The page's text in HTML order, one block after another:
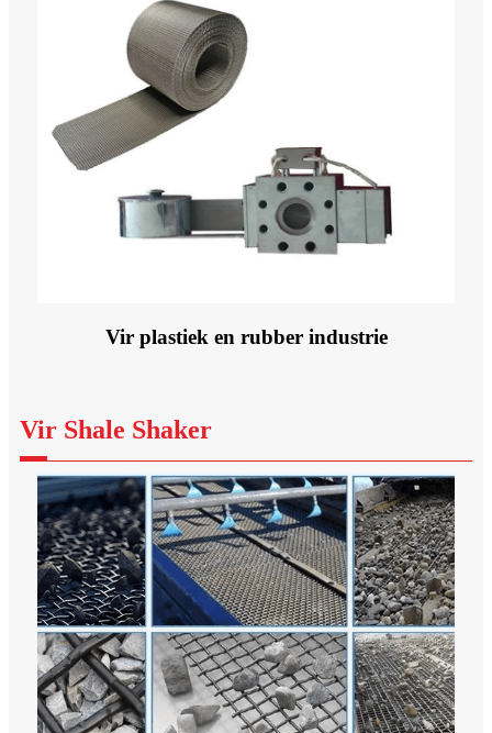
Vir plastiek en rubber industrie
Vir Shale Shaker